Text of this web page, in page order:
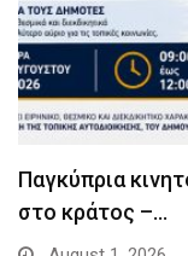
Παγκύπρια
στο κράτος –…